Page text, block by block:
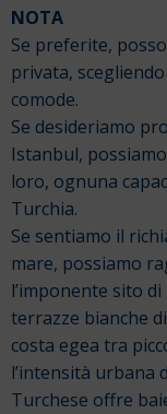
NOTA
Se preferite,
privata,
comode.
Se desideriamo
Istanbul,
loro, ognuna
Turchia.
Se sentiamo il
mare, possiamo
l’imponente sito di
terrazze bianche di
costa egea tra
l’intensità urbana
Turchese offre